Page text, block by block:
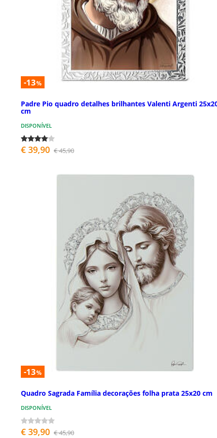
-13%
Padre Pio quadro detalhes brilhantes Valenti Argenti
cm
DISPONÍVEL
€ 39,90 € 45,90
-13%
Quadro Sagrada Família decorações folha prata 25x20 cm
DISPONÍVEL
€ 39,90 € 45,90